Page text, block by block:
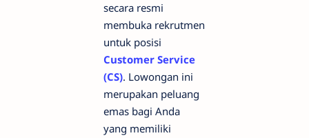
secara resmi
membuka rekrutmen
untuk posisi
Customer Service
(CS). Lowongan ini
merupakan peluang
emas bagi Anda
yang memiliki